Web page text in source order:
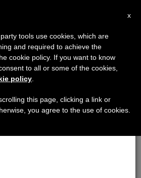
el templo
explica el Papa
Portuenses
×
7 de agosto haremos la pausa
que en el periodo de verano
y también el
x
tools use cookies, which are
and required to achieve the
cookie policy. If you want to know
to all or some of the cookies,
policy
this page, clicking a link or
you agree to the use of cookies.